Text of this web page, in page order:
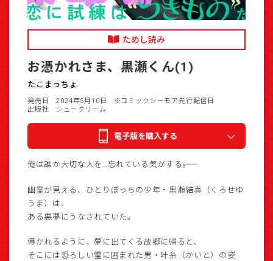
ためし読み
お憑かれさま、黒瀬くん(1)
たこまっちょ
発売日 2024年5月10日
※コミックシーモア先行配信日
出版社 シュークリーム
電子版を購入する
俺は誰か大切な人を…忘れている気がする――。
幽霊が見える、ひとりぼっちの少年・黒瀬結真（くろせゆ
うま）は、
ある悪夢にうなされていた。
導かれるように、夢に出てくる故郷に帰ると、
そこには恐ろしい霊に囲まれた男・叶糸（かいと）の姿